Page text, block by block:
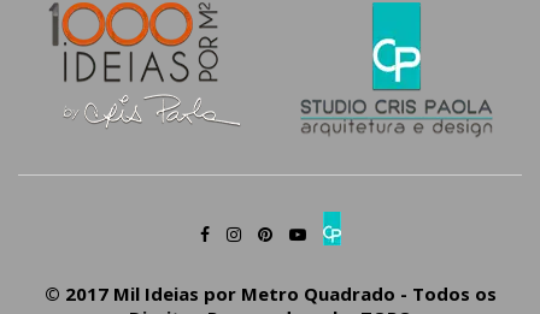
© 2017 Mil Ideias por Metro Quadrado - Todos os